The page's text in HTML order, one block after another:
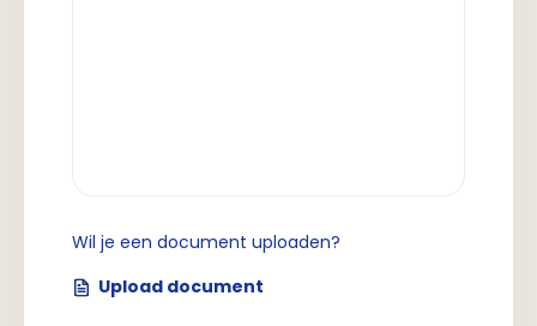
Wil je een document uploaden?
Upload document